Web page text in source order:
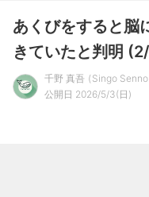
あくびをすると脳
きていたと判明
千野 真吾
Singo Senno
公開日 2026/5/3(日)